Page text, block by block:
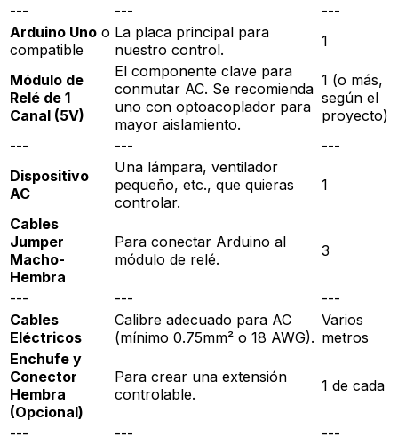
---
---
---
Arduino Uno o
compatible
La placa principal para
nuestro control.
1
Módulo de
Relé de 1
Canal (5V)
El componente clave para
conmutar AC. Se recomienda
uno con optoacoplador para
mayor aislamiento.
1 (o más,
según el
proyecto)
---
---
---
Dispositivo
AC
Una lámpara, ventilador
pequeño, etc., que quieras
controlar.
1
Cables
Jumper
Macho-
Hembra
Para conectar Arduino al
módulo de relé.
3
--- ---
---
Cables
Eléctricos
Calibre adecuado para AC
(mínimo 0.75mm² o 18 AWG).
Varios
metros
Enchufe y
Conector
Hembra
(Opcional)
Para crear una extensión
controlable.
1 de cada
--- ---
---